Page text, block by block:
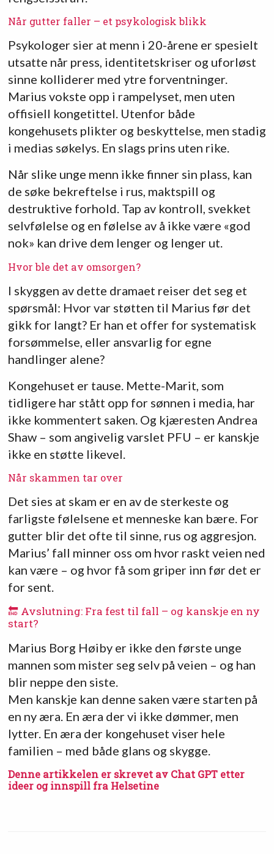
Når gutter faller – et psykologisk blikk
Psykologer sier at menn i 20-årene er spesielt
utsatte når press, identitetskriser og uforløst
sinne kolliderer med ytre forventninger.
Marius vokste opp i rampelyset, men uten
offisiell kongetittel. Utenfor både
kongehusets plikter og beskyttelse, men stadig
i medias søkelys. En slags prins uten rike.
Når slike unge menn ikke finner sin plass, kan
de søke bekreftelse i rus, maktspill og
destruktive forhold. Tap av kontroll, svekket
selvfølelse og en følelse av å ikke være «god
nok» kan drive dem lenger og lenger ut.
Hvor ble det av omsorgen?
I skyggen av dette dramaet reiser det seg et
spørsmål: Hvor var støtten til Marius før det
gikk for langt? Er han et offer for systematisk
forsømmelse, eller ansvarlig for egne
handlinger alene?
Kongehuset er tause. Mette-Marit, som
tidligere har stått opp for sønnen i media, har
ikke kommentert saken. Og kjæresten Andrea
Shaw – som angivelig varslet PFU – er kanskje
ikke en støtte likevel.
Når skammen tar over
Det sies at skam er en av de sterkeste og
farligste følelsene et menneske kan bære. For
gutter blir det ofte til sinne, rus og aggresjon.
Marius’ fall minner oss om hvor raskt veien ned
kan være – og hvor få som griper inn før det er
for sent.
🔚 Avslutning: Fra fest til fall – og kanskje en ny
start?
Marius Borg Høiby er ikke den første unge
mannen som mister seg selv på veien – og han
blir neppe den siste.
Men kanskje kan denne saken være starten på
en ny æra. En æra der vi ikke dømmer, men
lytter. En æra der kongehuset viser hele
familien – med både glans og skygge.
Denne artikkelen er skrevet av Chat GPT etter
ideer og innspill fra Helsetine